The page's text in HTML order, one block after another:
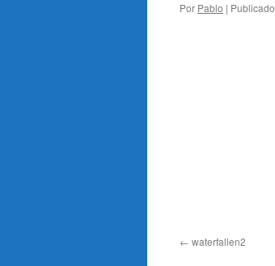
Por Pablo | Publicado
waterfallen2